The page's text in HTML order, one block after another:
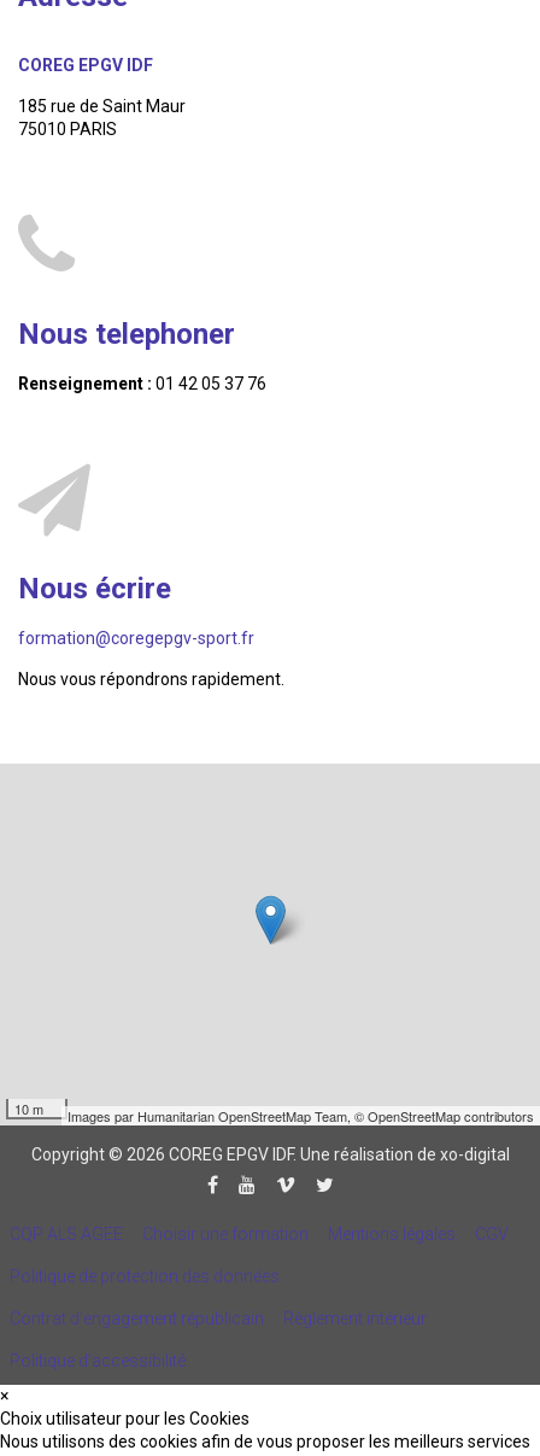
COREG EPGV IDF
185 rue de Saint Maur
75010 PARIS
Nous telephoner
Renseignement : 01 42 05 37 76
Nous écrire
formation@coregepgv-sport.fr
Nous vous répondrons rapidement.
10 m Images par Humanitarian OpenStreetMap Team, © OpenStreetMap contributors
Copyright © 2026 COREG EPGV IDF. Une réalisation de xo-digital
CQP ALS AGEE Choisir une formation Mentions légales CGV
Politique de protection des données
Contrat d'engagement républicain Règlement intérieur
Politique d’accessibilité
×
Choix utilisateur pour les Cookies
Nous utilisons des cookies afin de vous proposer les meilleurs services